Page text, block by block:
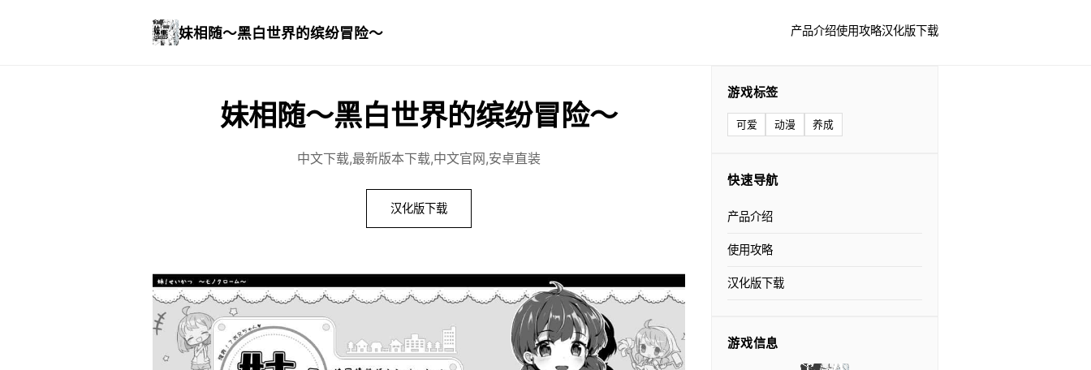
妹相随～黑白世界的缤纷冒险～ 产品介绍使用攻略汉化版下载
妹相随～黑白世界的缤纷冒险～
中文下载,最新版本下载,中文官网,安卓直装
汉化版下载
游戏标签
可爱 动漫 养成
快速导航
产品介绍
使用攻略
汉化版下载
游戏信息